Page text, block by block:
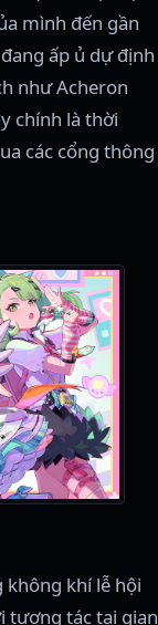
mình đến gần
ấp ủ dự định
như Acheron
chính là thời
các cổng thông
khí lễ hội
tương tác tại gian